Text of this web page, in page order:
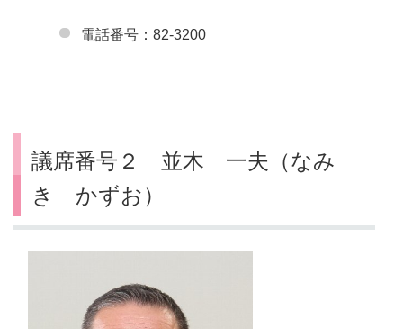
電話番号：82-3200
議席番号２ 並木 一夫（なみ
き かずお）